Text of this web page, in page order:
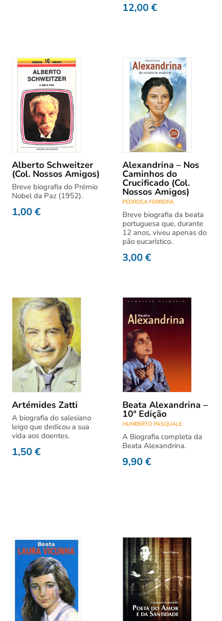
12,00€
Alberto Schweitzer
(Col. Nossos Amigos)
Breve biografia do Prémio
Nobel da Paz (1952).
1,00€
Alexandrina – Nos
Caminhos do
Crucificado (Col.
Nossos Amigos)
PEDROSA FERREIRA
Breve biografia da beata
portuguesa que, durante
12 anos, viveu apenas do
pão eucarístico.
3,00€
Artémides Zatti
A biografia do salesiano
leigo que dedicou a sua
vida aos doentes.
1,50€
Beata Alexandrina –
10ª Edição
HUMBERTO PASQUALE
A Biografia completa da
Beata Alexandrina.
9,90€